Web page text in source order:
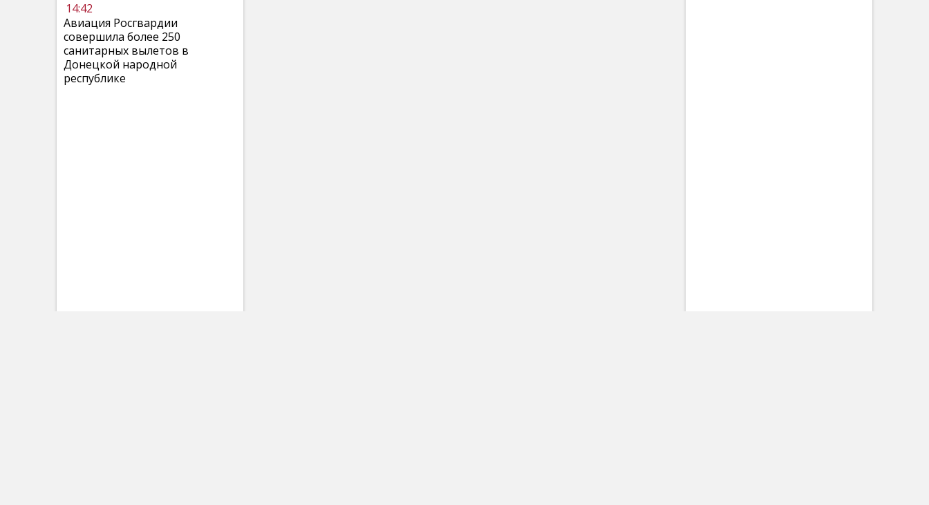
14:42
Авиация Росгвардии
совершила более 250
санитарных вылетов в
Донецкой народной
республике